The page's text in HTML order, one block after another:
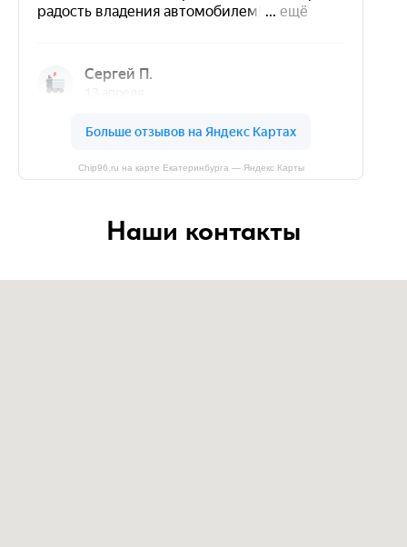
Chip96.ru на карте Екатеринбурга — Яндекс Карты
Наши контакты